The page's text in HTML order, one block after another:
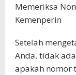
Memeriksa
Kemenperin
Setelah
Anda, tidak
apakah nomor